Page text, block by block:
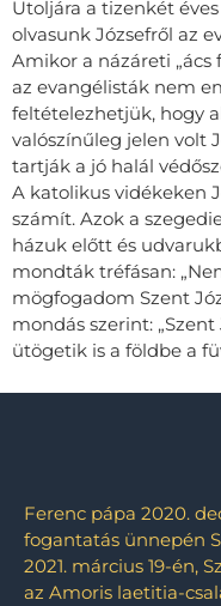
Utoljára a tizenkét
olvasunk Józsefről az
Amikor a názáreti „ács
az evangélisták nem
feltételezhetjük, hogy
valószínűleg jelen volt
tartják a jó halál
A katolikus vidékeken
számít. Azok a
házuk előtt és
mondták tréfásan:
mögfogadom Szent
mondás szerint:
ütögetik is a földbe a
Ferenc pápa 2020.
fogantatás ünnepén
2021. március 19-én,
az Amoris laetitia-